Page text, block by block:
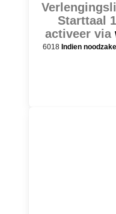
Starttaal
activeer via
6018 Indien